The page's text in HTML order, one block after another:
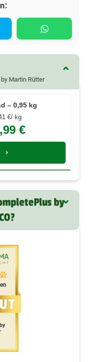
Martin Rütter
– 0,95 kg
€
€/ kg
by